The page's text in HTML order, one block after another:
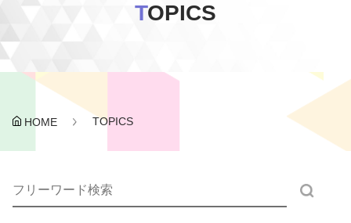
TOPICS
HOME TOPICS
検索